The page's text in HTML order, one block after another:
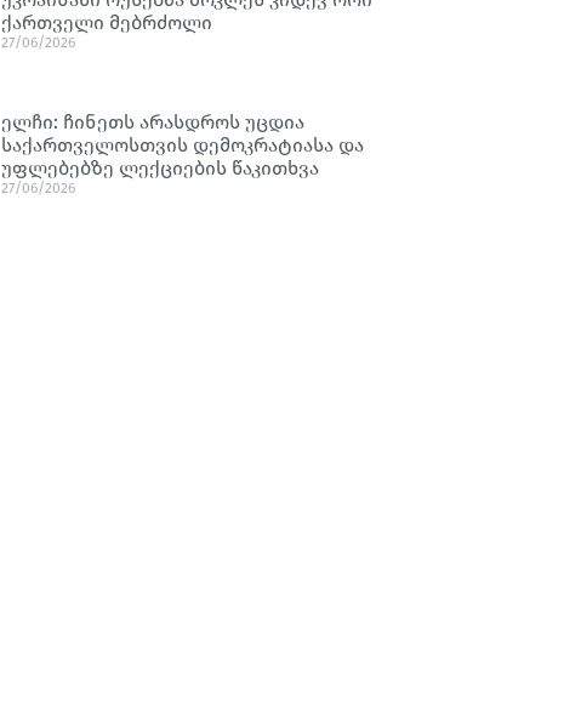
ქართველი მებრძოლი
27/06/2026
ელჩი: ჩინეთს არასდროს უცდია
საქართველოსთვის დემოკრატიასა და
უფლებებზე ლექციების წაკითხვა
27/06/2026